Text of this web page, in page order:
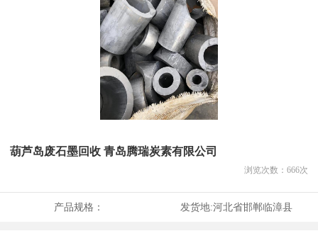
葫芦岛废石墨回收 青岛腾瑞炭素有限公司
浏览次数： 666次
产品规格： 发货地:河北省邯郸临漳县